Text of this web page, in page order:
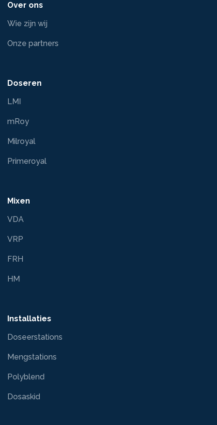
Over ons
Wie zijn wij
Onze partners
Doseren
LMI
mRoy
Milroyal
Primeroyal
Mixen
VDA
VRP
FRH
HM
Installaties
Doseerstations
Mengstations
Polyblend
Dosaskid